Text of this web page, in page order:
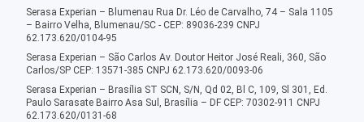
Serasa Experian – Blumenau Rua Dr. Léo de Carvalho, 74 – Sala 1105
– Bairro Velha, Blumenau/SC - CEP: 89036-239 CNPJ
62.173.620/0104-95
Serasa Experian – São Carlos Av. Doutor Heitor José Reali, 360, São
Carlos/SP CEP: 13571-385 CNPJ 62.173.620/0093-06
Serasa Experian – Brasília ST SCN, S/N, Qd 02, Bl C, 109, Sl 301, Ed.
Paulo Sarasate Bairro Asa Sul, Brasília – DF CEP: 70302-911 CNPJ
62.173.620/0131-68